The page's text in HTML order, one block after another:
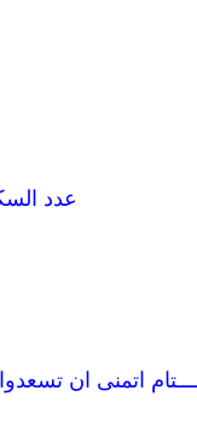
عدد السكان: ٢٧٫٥٨ مليون
اتمنى ان